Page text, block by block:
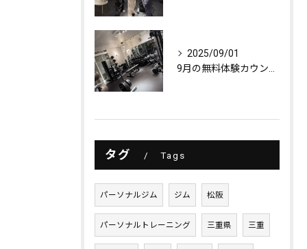
2025/09/01
タグ Tags
パーソナルジム ジム 松阪
パーソナルトレーニング 三重県 三重